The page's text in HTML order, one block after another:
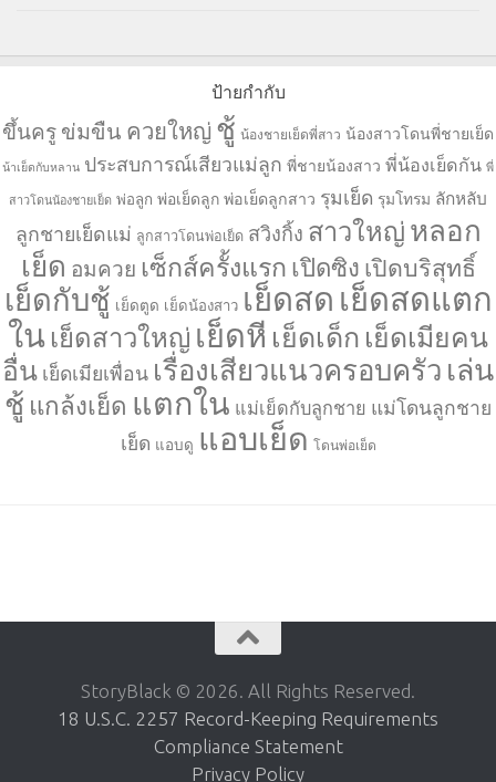
ป้ายกำกับ
ขึ้นครู ข่มขืน ควยใหญ่ ชู้ น้องชายเย็ดพี่สาว น้องสาวโดนพี่ชายเย็ด
น้าเย็ดกับหลาน ประสบการณ์เสียวแม่ลูก พี่ชายน้องสาว พี่น้องเย็ดกัน พี่
สาวโดนน้องชายเย็ด พ่อลูก พ่อเย็ดลูก พ่อเย็ดลูกสาว รุมเย็ด รุมโทรม ลักหลับ
ลูกชายเย็ดแม่ ลูกสาวโดนพ่อเย็ด สวิงกิ้ง สาวใหญ่ หลอก
เย็ด อมควย เซ็กส์ครั้งแรก เปิดซิง เปิดบริสุทธิ์
เย็ดกับชู้ เย็ดตูด เย็ดน้องสาว เย็ดสด เย็ดสดแตก
ใน เย็ดสาวใหญ่ เย็ดหี เย็ดเด็ก เย็ดเมียคน
อื่น เย็ดเมียเพื่อน เรื่องเสียวแนวครอบครัว เล่น
ชู้ แกล้งเย็ด แตกใน แม่เย็ดกับลูกชาย แม่โดนลูกชาย
เย็ด แอบดู แอบเย็ด โดนพ่อเย็ด
StoryBlack © 2026. All Rights Reserved.
18 U.S.C. 2257 Record-Keeping Requirements
Compliance Statement
Privacy Policy